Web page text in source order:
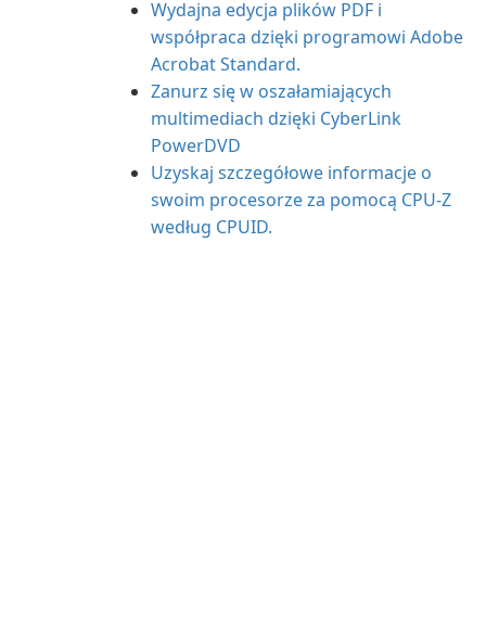
Wydajna edycja plików PDF i
współpraca dzięki programowi Adobe
Acrobat Standard.
Zanurz się w oszałamiających
multimediach dzięki CyberLink
PowerDVD
Uzyskaj szczegółowe informacje o
swoim procesorze za pomocą CPU-Z
według CPUID.